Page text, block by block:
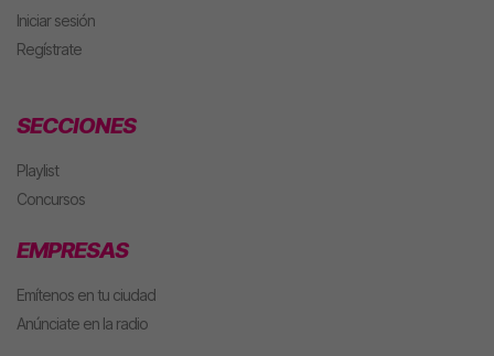
Iniciar sesión
Regístrate
SECCIONES
Playlist
Concursos
EMPRESAS
Emítenos en tu ciudad
Anúnciate en la radio